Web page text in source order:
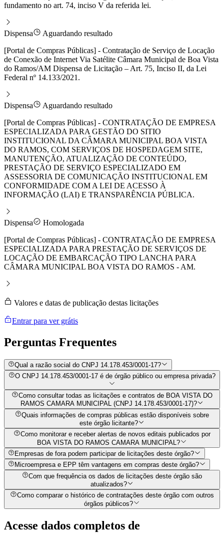
fundamento no art. 74, inciso V da referida lei.
Dispensa
Aguardando resultado
[Portal de Compras Públicas] - Contratação de Serviço de Locação
de Conexão de Internet Via Satélite Câmara Municipal de Boa Vista
do Ramos/AM Dispensa de Licitação – Art. 75, Inciso II, da Lei
Federal nº 14.133/2021.
Dispensa
Aguardando resultado
[Portal de Compras Públicas] - CONTRATAÇÃO DE EMPRESA
ESPECIALIZADA PARA GESTÃO DO SITIO
INSTITUCIONAL DA CÂMARA MUNICIPAL BOA VISTA
DO RAMOS, COM SERVIÇOS DE HOSPEDAGEM SITE,
MANUTENÇÃO, ATUALIZAÇÃO DE CONTEÚDO,
PRESTAÇÃO DE SERVIÇO ESPECIALIZADO EM
ASSESSORIA DE COMUNICAÇÃO INSTITUCIONAL EM
CONFORMIDADE COM A LEI DE ACESSO À
INFORMAÇÃO (LAI) E TRANSPARÊNCIA PÚBLICA.
Dispensa
Homologada
[Portal de Compras Públicas] - CONTRATAÇÃO DE EMPRESA
ESPECIALIZADA PARA PRESTAÇÃO DE SERVIÇOS DE
LOCAÇÃO DE EMBARCAÇÃO TIPO LANCHA PARA
CÂMARA MUNICIPAL BOA VISTA DO RAMOS - AM.
Valores e datas de publicação destas licitações
Entrar para ver grátis
Perguntas Frequentes
Qual a razão social do CNPJ 14.178.453/0001-17?
O CNPJ 14.178.453/0001-17 é de órgão público ou empresa privada?
Como consultar todas as licitações e contratos de BOA VISTA DO
RAMOS CAMARA MUNICIPAL (CNPJ 14.178.453/0001-17)?
Quais informações de compras públicas estão disponíveis sobre
este órgão licitante?
Como monitorar e receber alertas de novos editais publicados por
BOA VISTA DO RAMOS CAMARA MUNICIPAL?
Empresas de fora podem participar de licitações deste órgão?
Microempresa e EPP têm vantagens em compras deste órgão?
Com que frequência os dados de licitações deste órgão são
atualizados?
Como comparar o histórico de contratações deste órgão com outros
órgãos públicos?
Acesse dados completos de